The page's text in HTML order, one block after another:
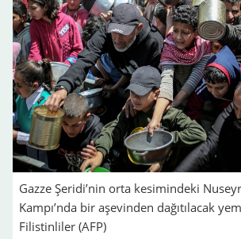
Gazze Şeridi’nin orta kesimindeki
Kampı’nda bir aşevinden dağıtılacak
Filistinliler (AFP)